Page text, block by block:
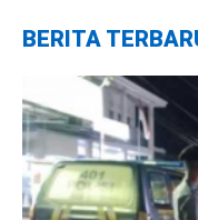
BERITA